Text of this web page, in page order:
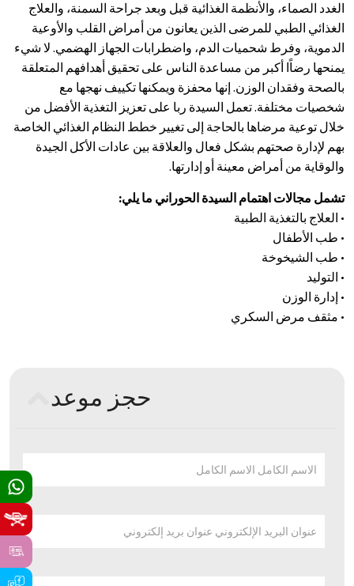
الغدد الصماء، والأنظمة الغذائية قبل وبعد جراحة السمنة، والعلاج
الغذائي الطبي للمرضى الذين يعانون من أمراض القلب والأوعية
الدموية، وفرط شحميات الدم، واضطرابات الجهاز الهضمي. لا شيء
يمنحها رضاًا أكبر من مساعدة الناس على تحقيق أهدافهم المتعلقة
بالصحة وفقدان الوزن. إنها محفزة ويمكنها تكييف نهجها مع
شخصيات مختلفة. تعمل السيدة ربا على تعزيز التغذية الأفضل من
خلال توعية مرضاها بالحاجة إلى تغيير خطط النظام الغذائي الخاصة
بهم لإدارة صحتهم بشكل فعال والعلاقة بين عادات الأكل الجيدة
والوقاية من أمراض معينة أو إدارتها.
تشمل مجالات اهتمام السيدة الحوراني ما يلي:
• العلاج بالتغذية الطبية
• طب الأطفال
• طب الشيخوخة
• التوليد
• إدارة الوزن
• مثقف مرض السكري
حجز موعد
الاسم الكامل الاسم الكامل
عنوان البريد الإلكتروني عنوان بريد إلكتروني